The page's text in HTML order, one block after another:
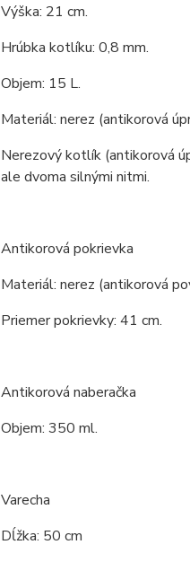
Výška: 21 cm.
Hrúbka kotlíku: 0,8 mm.
Objem: 15 L.
Materiál: nerez (antikorová
Nerezový kotlík (antikorová
ale dvoma silnými nitmi.
Antikorová pokrievka
Materiál: nerez (antikorová
Priemer pokrievky: 41 cm.
Antikorová naberačka
Objem: 350 ml.
Varecha
Dĺžka: 50 cm